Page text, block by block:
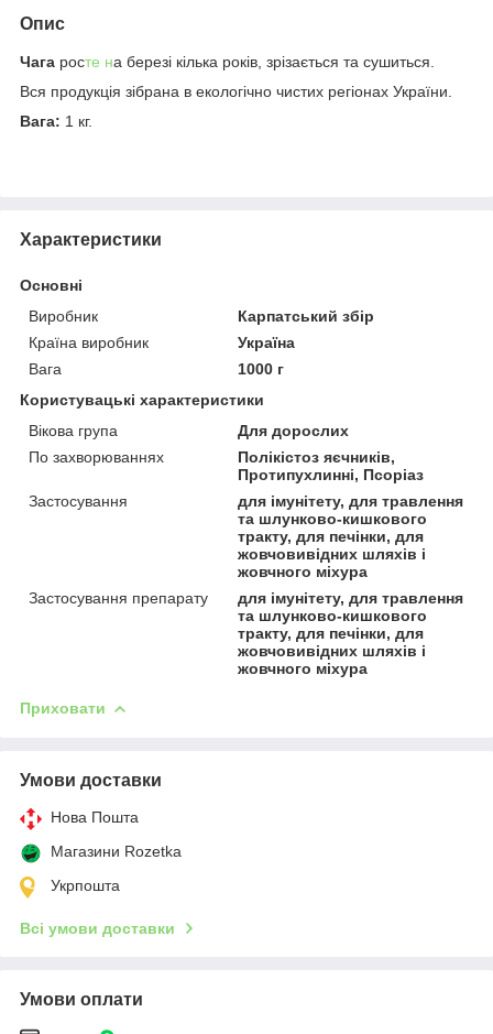
Опис
Чага росте на березі кілька років, зрізається та сушиться.
Вся продукція зібрана в екологічно чистих регіонах України.
Вага: 1 кг.
Характеристики
Основні
Виробник
Карпатський збір
Країна виробник
Україна
Вага
1000 г
Користувацькі характеристики
Вікова група
Для дорослих
По захворюваннях
Полікістоз яєчників,
Протипухлинні, Псоріаз
Застосування
для імунітету, для травлення
та шлунково-кишкового
тракту, для печінки, для
жовчовивідних шляхів і
жовчного міхура
Застосування препарату
для імунітету, для травлення
та шлунково-кишкового
тракту, для печінки, для
жовчовивідних шляхів і
жовчного міхура
Приховати
Умови доставки
Нова Пошта
Магазини Rozetka
Укрпошта
Всі умови доставки
Умови оплати